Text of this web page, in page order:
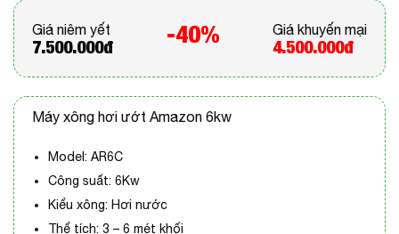
Giá niêm yết
7.500.000đ -40% Giá khuyến mại
4.500.000đ
Máy xông hơi ướt Amazon 6kw
Model: AR6C
Công suất: 6Kw
Kiểu xông: Hơi nước
Thể tích: 3 – 6 mét khối